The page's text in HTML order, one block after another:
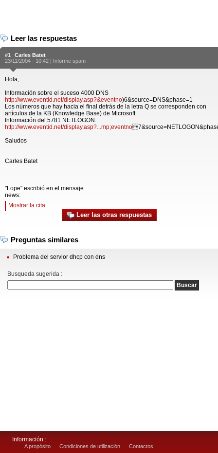
Leer las respuestas
#1
Carles Batet
23/11/2004 - 10:42 | Informe spam
Hola,
Información sobre el suceso 4000 DNS
http://www.eventid.net/display.asp?&eventno)6&source=DNS&phase=1
Los números que hay hacia el final detrás de la letra Q se corresponden con
artículos de la KB (Knowledge Base) de Microsoft.
Información del 5781 NETLOGON.
http://www.eventid.net/display.asp?...mp;eventno
Saludos
Carles Batet
"Lope" escribió en el mensaje
news:
Mostrar la cita
Leer las otras respuestas
Preguntas similares
Problema del servior dhcp con dns
Busqueda sugerida :
Información :
A propósito Condiciones de utilización Contactos